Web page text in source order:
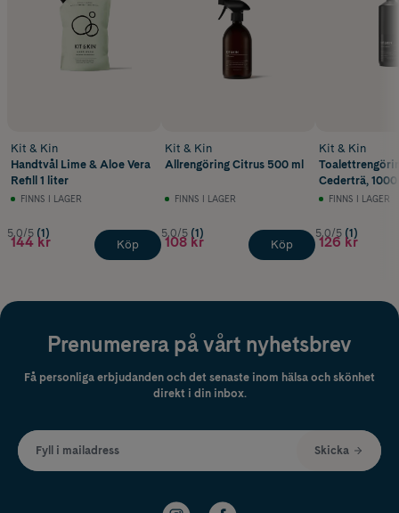
Kit & Kin
Handtvål Lime & Aloe Vera
Refill 1 liter
FINNS I LAGER
5.0/5 (1)
144 kr Köp
Kit & Kin
Allrengöring Citrus 500 ml
FINNS I LAGER
5.0/5 (1)
108 kr Köp
Kit & Kin
Cederträ, 1000
FINNS I LAGER
5.0/5 (1)
126 kr
Prenumerera på vårt nyhetsbrev
Få personliga erbjudanden och det senaste inom hälsa och skönhet
direkt i din inbox.
Fyll i mailadress Skicka